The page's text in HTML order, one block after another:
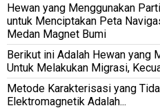
Hewan yang Menggunakan
untuk Menciptakan Peta
Medan Magnet Bumi
Berikut ini Adalah Hewan yang
Untuk Melakukan Migrasi,
Metode Karakterisasi yang
Elektromagnetik Adalah...